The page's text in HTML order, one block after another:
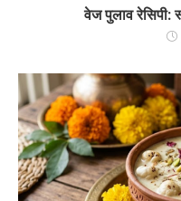
वेज पुलाव रेसिपी: